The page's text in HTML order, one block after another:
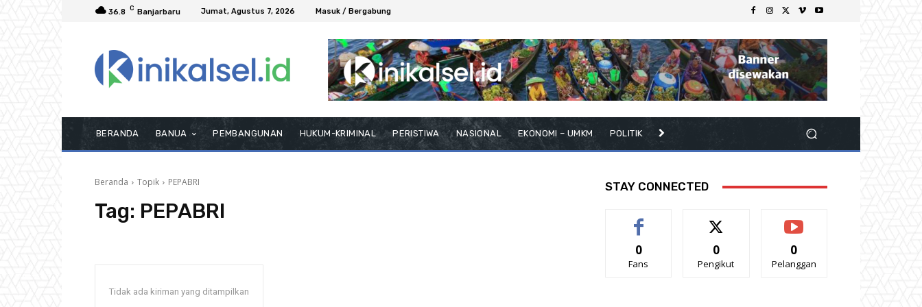
36.8 C Banjarbaru Jumat, Agustus 7, 2026 Masuk / Bergabung
BERANDA BANUA PEMBANGUNAN HUKUM-KRIMINAL PERISTIWA NASIONAL EKONOMI – UMKM POLITIK
Beranda Topik PEPABRI
Tag: PEPABRI
Tidak ada kiriman yang ditampilkan
STAY CONNECTED
0
Fans
0
Pengikut
0
Pelanggan